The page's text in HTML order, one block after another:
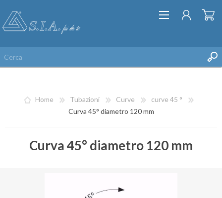
REGISTRATI
Home Tubazioni Curve
curve 45 °
Curva 45° diametro 120 mm
Curva 45° diametro 120 mm